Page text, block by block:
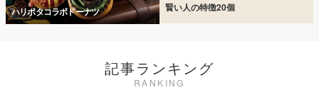
ハリポタコラボドーナツ 賢い人の特徴20個
記事ランキング
RANKING